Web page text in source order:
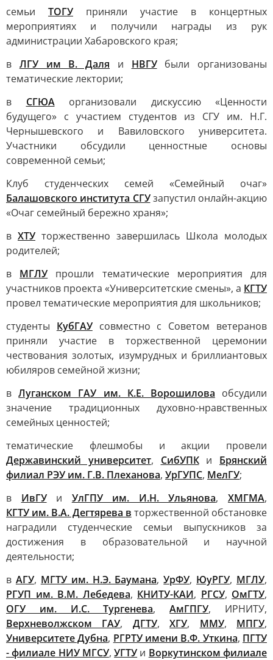
семьи ТОГУ приняли участие в концертных
мероприятиях и получили награды из рук
администрации Хабаровского края;
в ЛГУ им В. Даля и НВГУбыли организованы
тематические лектории;
в СГЮАорганизовали дискуссию «Ценности
будущего» с участием студентов из СГУ им. Н.Г.
Чернышевского и Вавиловского университета.
Участники обсудили ценностные основы
современной семьи;
Клуб студенческих семей «Семейный очаг»
Балашовского института СГУзапустил онлайн-акцию
«Очаг семейный бережно храня»;
в ХТУ торжественно завершилась Школа молодых
родителей;
в МГЛУ прошли тематические мероприятия для
участников проекта «Университетские смены», а КГТУ
провел тематические мероприятия для школьников;
студенты КубГАУсовместно с Советом ветеранов
приняли участие в торжественной церемонии
чествования золотых, изумрудных и бриллиантовых
юбиляров семейной жизни;
вЛуганском ГАУ им. К.Е. Ворошилова обсудили
значение традиционных духовно-нравственных
семейных ценностей;
тематические флешмобы и акции провели
Державинский университет, СибУПКи Брянский
филиал РЭУ им. Г.В. Плеханова, УрГУПС, МелГУ;
в ИвГУи УлГПУ им. И.Н. Ульянова,ХМГМА,
КГТУ им. В.А. Дегтярева в торжественной обстановке
наградили студенческие семьи выпускников за
достижения в образовательной и научной
деятельности;
в АГУ, МГТУ им. Н.Э. Баумана,УрФУ, ЮуРГУ, МГЛУ,
РГУП им. В.М. Лебедева, КНИТУ-КАИ, РГСУ, ОмГТУ,
ОГУ им. И.С. Тургенева,АмГПГУ, ИРНИТУ,
Верхневолжском ГАУ, ДГТУ,ХГУ, ММУ, МПГУ,
Университете Дубна, РГРТУ имени В.Ф. Уткина, ПГТУ
- филиале НИУ МГСУ,УГТУ и Воркутинском филиале